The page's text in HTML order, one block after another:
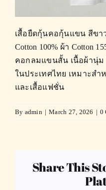
เสื้อยืดกุ้นคอกุ้นแขน สีขา
Cotton 100% ผ้า Cotton
คอกลมแขนสั้น เนื้อผ้านุ่ม
ในประเทศไทย เหมาะสำ
และเสื้อแฟชั่น
By admin | March 27, 2026 | 0
Share This